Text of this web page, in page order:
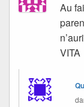
Au
VITA